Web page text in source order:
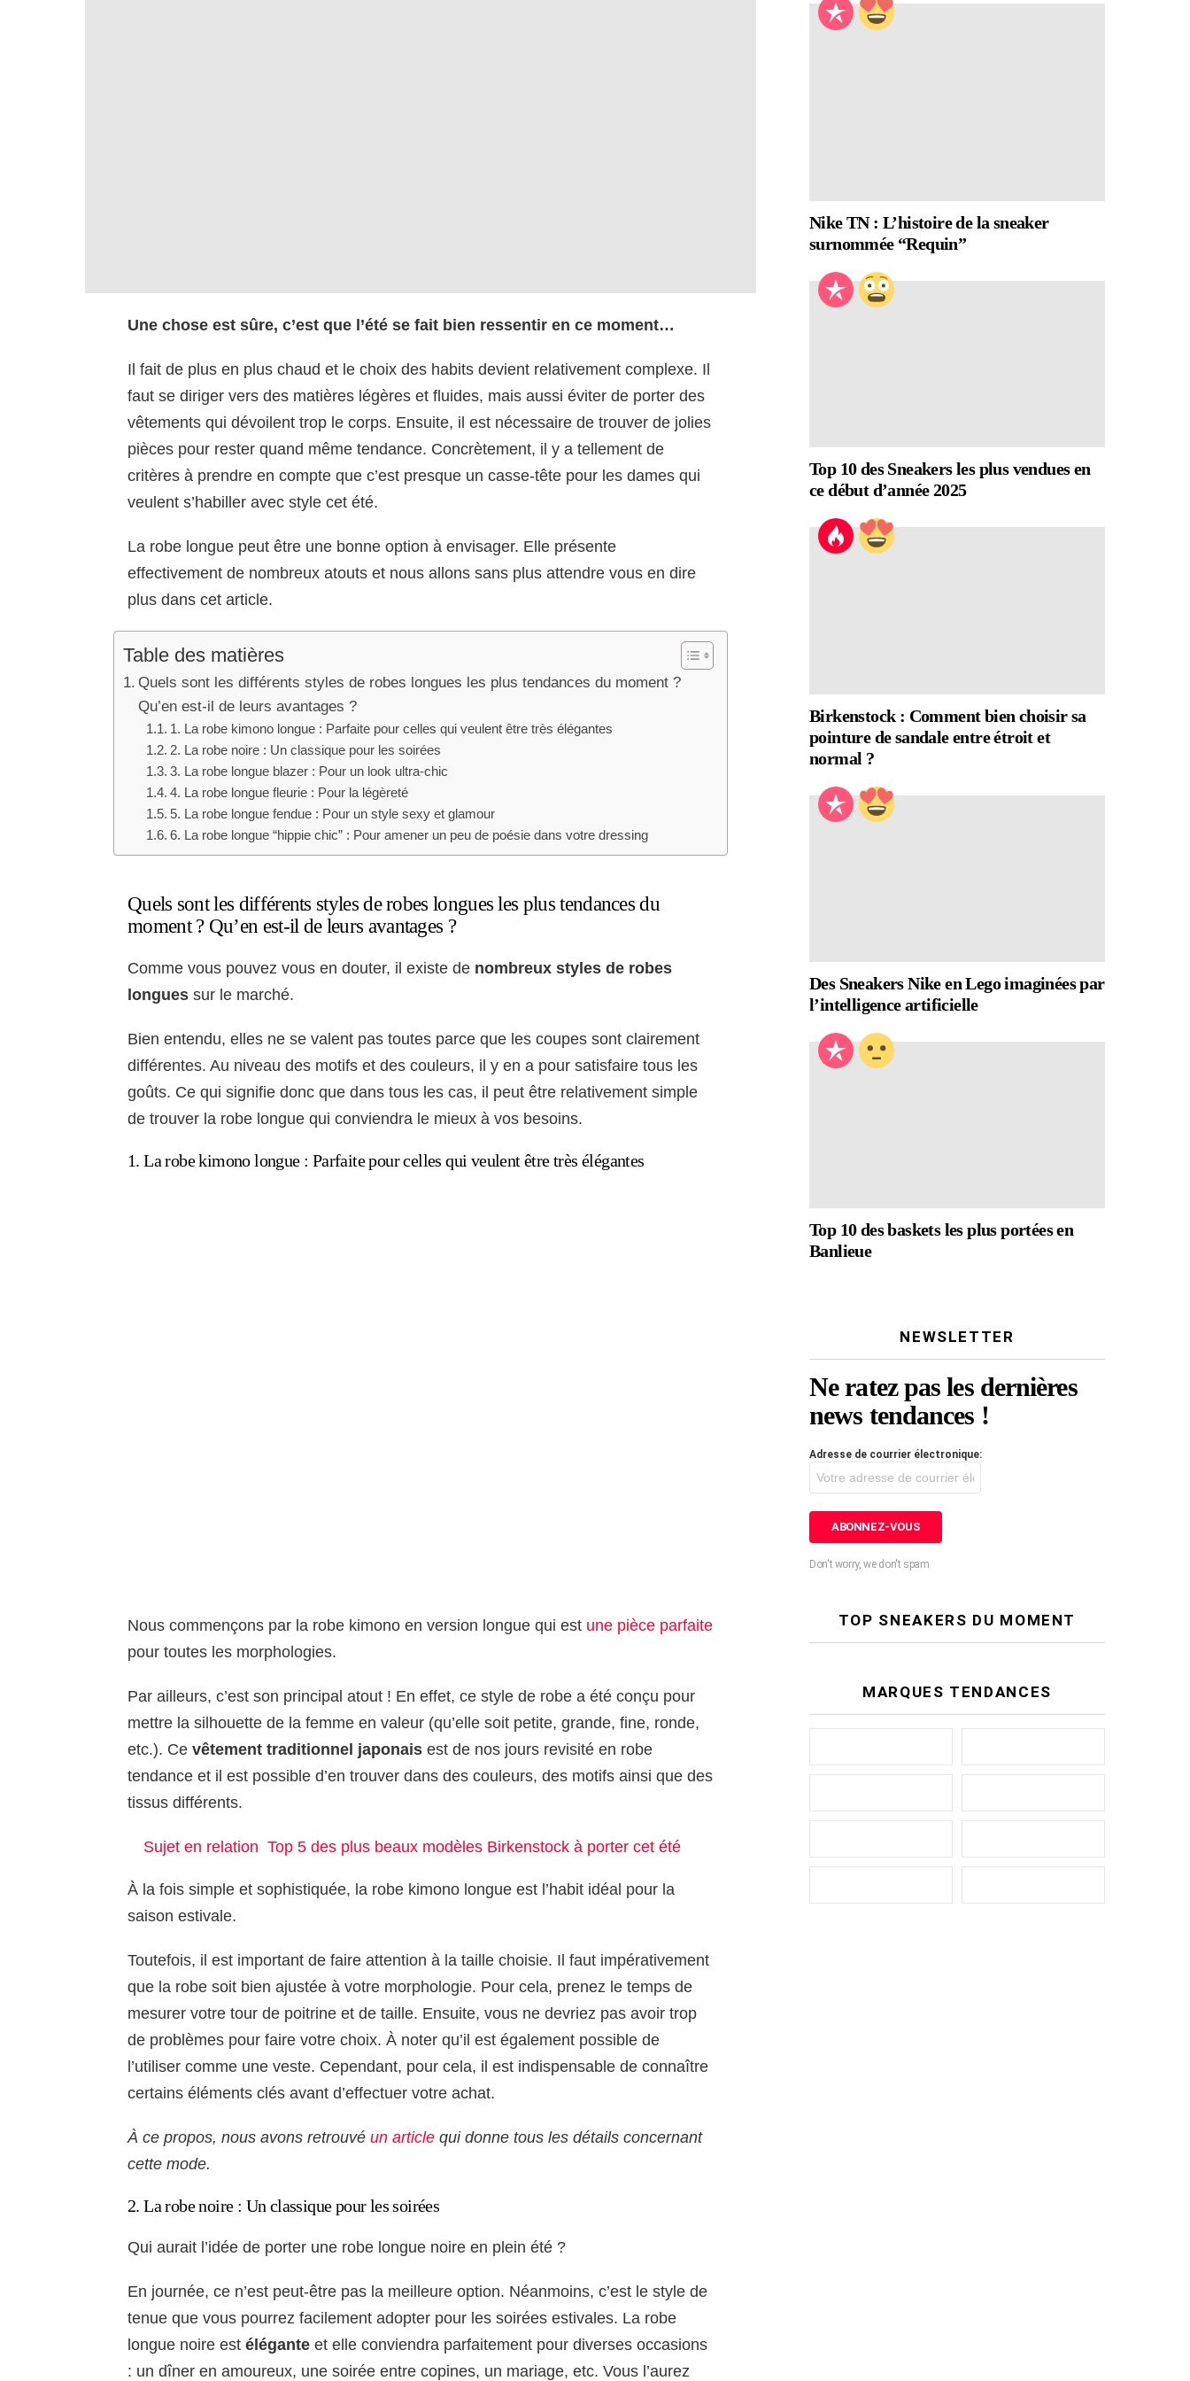
Une chose est sûre, c’est que l’été se fait bien ressentir en ce moment…
Il fait de plus en plus chaud et le choix des habits devient relativement complexe. Il
faut se diriger vers des matières légères et fluides, mais aussi éviter de porter des
vêtements qui dévoilent trop le corps. Ensuite, il est nécessaire de trouver de jolies
pièces pour rester quand même tendance. Concrètement, il y a tellement de
critères à prendre en compte que c’est presque un casse-tête pour les dames qui
veulent s’habiller avec style cet été.
La robe longue peut être une bonne option à envisager. Elle présente
effectivement de nombreux atouts et nous allons sans plus attendre vous en dire
plus dans cet article.
Table des matières
Quels sont les différents styles de robes longues les plus tendances du moment ?
Qu’en est-il de leurs avantages ?
1. La robe kimono longue : Parfaite pour celles qui veulent être très élégantes
2. La robe noire : Un classique pour les soirées
3. La robe longue blazer : Pour un look ultra-chic
4. La robe longue fleurie : Pour la légèreté
5. La robe longue fendue : Pour un style sexy et glamour
6. La robe longue “hippie chic” : Pour amener un peu de poésie dans votre dressing
Quels sont les différents styles de robes longues les plus tendances du
moment ? Qu’en est-il de leurs avantages ?
Comme vous pouvez vous en douter, il existe de nombreux styles de robes
longues sur le marché.
Bien entendu, elles ne se valent pas toutes parce que les coupes sont clairement
différentes. Au niveau des motifs et des couleurs, il y en a pour satisfaire tous les
goûts. Ce qui signifie donc que dans tous les cas, il peut être relativement simple
de trouver la robe longue qui conviendra le mieux à vos besoins.
1. La robe kimono longue : Parfaite pour celles qui veulent être très élégantes
Nous commençons par la robe kimono en version longue qui est une pièce parfaite
pour toutes les morphologies.
Par ailleurs, c’est son principal atout ! En effet, ce style de robe a été conçu pour
mettre la silhouette de la femme en valeur (qu’elle soit petite, grande, fine, ronde,
etc.). Ce vêtement traditionnel japonais est de nos jours revisité en robe
tendance et il est possible d’en trouver dans des couleurs, des motifs ainsi que des
tissus différents.
Sujet en relation Top 5 des plus beaux modèles Birkenstock à porter cet été
À la fois simple et sophistiquée, la robe kimono longue est l’habit idéal pour la
saison estivale.
Toutefois, il est important de faire attention à la taille choisie. Il faut impérativement
que la robe soit bien ajustée à votre morphologie. Pour cela, prenez le temps de
mesurer votre tour de poitrine et de taille. Ensuite, vous ne devriez pas avoir trop
de problèmes pour faire votre choix. À noter qu’il est également possible de
l’utiliser comme une veste. Cependant, pour cela, il est indispensable de connaître
certains éléments clés avant d’effectuer votre achat.
À ce propos, nous avons retrouvé un article qui donne tous les détails concernant
cette mode.
2. La robe noire : Un classique pour les soirées
Qui aurait l’idée de porter une robe longue noire en plein été ?
En journée, ce n’est peut-être pas la meilleure option. Néanmoins, c’est le style de
tenue que vous pourrez facilement adopter pour les soirées estivales. La robe
longue noire est élégante et elle conviendra parfaitement pour diverses occasions
: un dîner en amoureux, une soirée entre copines, un mariage, etc. Vous l’aurez
Nike TN : L’histoire de la sneaker
surnommée “Requin”
Top 10 des Sneakers les plus vendues en
ce début d’année 2025
Birkenstock : Comment bien choisir sa
pointure de sandale entre étroit et
normal ?
Des Sneakers Nike en Lego imaginées par
l’intelligence artificielle
Top 10 des baskets les plus portées en
Banlieue
NEWSLETTER
Ne ratez pas les dernières
news tendances !
Adresse de courrier électronique:
Don't worry, we don't spam
TOP SNEAKERS DU MOMENT
MARQUES TENDANCES